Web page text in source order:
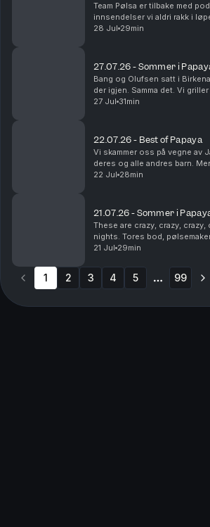
Team Pølsa er tilbake med
innsendelser vi aldri rakk i
28 Jul 29min
27.07.26 - Sommer i
Bang og Olufsen satt i
der igjen. Samma det. Vi
sommerminner og vi tømmer
27 Jul 31min
22.07.26 - Best of Papaya
Vi skammer oss på vegne av
deres og alle andres barn.
med høydepunkter fra
22 Jul 28min
21.07.26 - Sommer i
These are crazy, crazy, crazy,
nights. Tores bod,
livreddende førstehjelp.
21 Jul 29min
1 2 3 4 5 99